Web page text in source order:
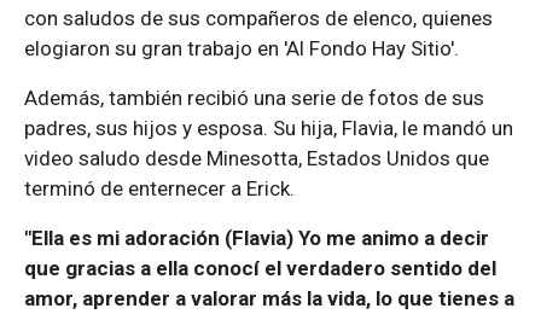
con saludos de sus compañeros de elenco, quienes
elogiaron su gran trabajo en 'Al Fondo Hay Sitio'.
Además, también recibió una serie de fotos de sus
padres, sus hijos y esposa. Su hija, Flavia, le mandó un
video saludo desde Minesotta, Estados Unidos que
terminó de enternecer a Erick.
"Ella es mi adoración (Flavia) Yo me animo a decir
que gracias a ella conocí el verdadero sentido del
amor, aprender a valorar más la vida, lo que tienes a